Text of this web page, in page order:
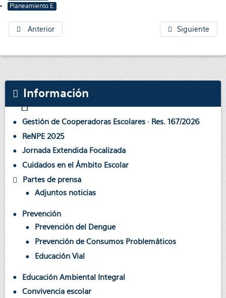
Planeamiento E.
Anterior Siguiente
Información
Gestión de Cooperadoras Escolares · Res. 167/2026
ReNPE 2025
Jornada Extendida Focalizada
Cuidados en el Ámbito Escolar
Partes de prensa
Adjuntos noticias
Prevención
Prevención del Dengue
Prevención de Consumos Problemáticos
Educación Vial
Educación Ambiental Integral
Convivencia escolar